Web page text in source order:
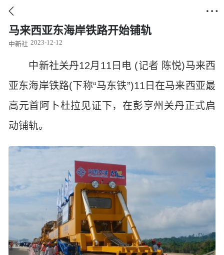
 
马来西亚东海岸铁路开始铺轨
中新社 2023-12-12
中新社关丹12月11日电 (记者 陈悦)马来西
亚东海岸铁路(下称“马东铁”)11日在马来西亚最
高元首阿卜杜拉见证下，在彭亨州关丹正式启
动铺轨。